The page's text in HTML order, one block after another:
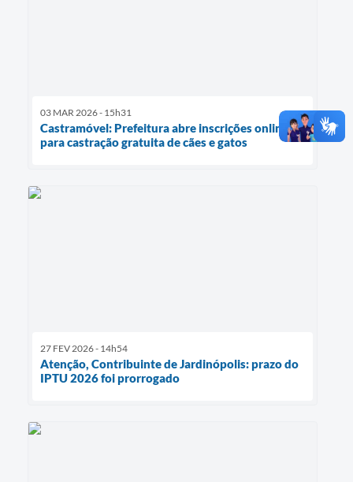
03 MAR 2026 - 15h31
Castramóvel: Prefeitura abre inscrições online
para castração gratuita de cães e gatos
27 FEV 2026 - 14h54
Atenção, Contribuinte de Jardinópolis: prazo do
IPTU 2026 foi prorrogado